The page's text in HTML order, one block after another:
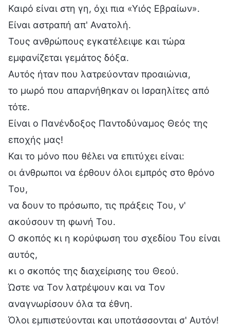
Καιρό είναι στη γη, όχι πια «Υιός Εβραίων».
Είναι αστραπή απ' Ανατολή.
Τους ανθρώπους εγκατέλειψε και τώρα
εμφανίζεται γεμάτος δόξα.
Αυτός ήταν που λατρεύονταν προαιώνια,
το μωρό που απαρνήθηκαν οι Ισραηλίτες από
τότε.
Είναι ο Πανένδοξος Παντοδύναμος Θεός της
εποχής μας!
Και το μόνο που θέλει να επιτύχει είναι:
οι άνθρωποι να έρθουν όλοι εμπρός στο θρόνο
Του,
να δουν το πρόσωπο, τις πράξεις Του, ν'
ακούσουν τη φωνή Του.
Ο σκοπός κι η κορύφωση του σχεδίου Του είναι
αυτός,
κι ο σκοπός της διαχείρισης του Θεού.
Ώστε να Τον λατρέψουν και να Τον
αναγνωρίσουν όλα τα έθνη.
Όλοι εμπιστεύονται και υποτάσσονται σ' Αυτόν!